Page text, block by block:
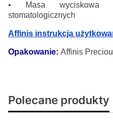
•
Masa wyciskowa
stomatologicznych
Affinis instrukcja
Opakowanie: Affinis
Polecane produkty